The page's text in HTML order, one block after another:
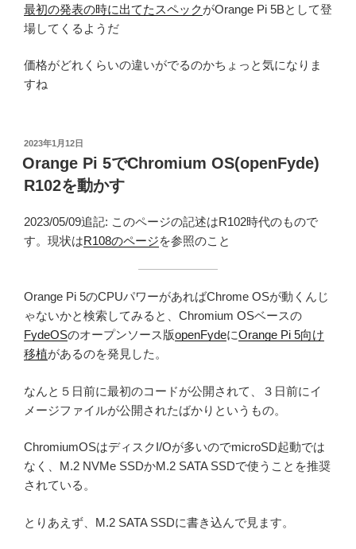
最初の発表の時に出てたスペックがOrange Pi 5Bとして登
場してくるようだ
価格がどれくらいの違いがでるのかちょっと気になりま
すね
投
稿
日:
2023年1月12日
Orange Pi 5でChromium OS(openFyde)
R102を動かす
2023/05/09追記: このページの記述はR102時代のもので
す。現状はR108のページを参照のこと
Orange Pi 5のCPUパワーがあればChrome OSが動くんじ
ゃないかと検索してみると、Chromium OSベースの
FydeOSのオープンソース版openFydeにOrange Pi 5向け
移植があるのを発見した。
なんと５日前に最初のコードが公開されて、３日前にイ
メージファイルが公開されたばかりというもの。
ChromiumOSはディスクI/Oが多いのでmicroSD起動では
なく、M.2 NVMe SSDかM.2 SATA SSDで使うことを推奨
されている。
とりあえず、M.2 SATA SSDに書き込んで見ます。